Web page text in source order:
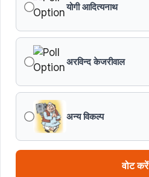
योगी आदित्यनाथ
अरविन्द केजरीवाल
अन्य विकल्प
वोट करें